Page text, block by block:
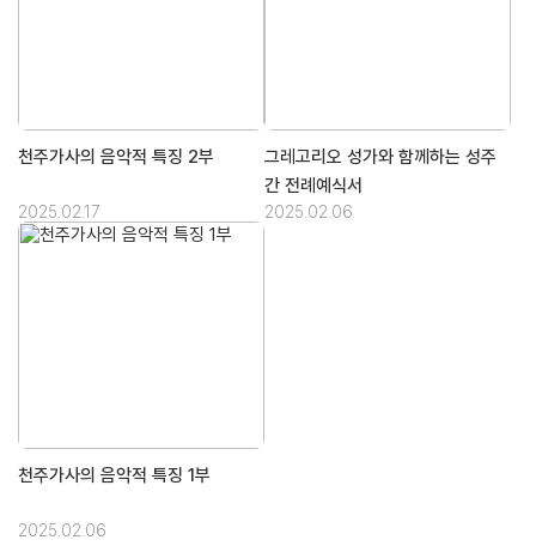
천주가사의 음악적 특징 2부
2025.02.17
그레고리오 성가와 함께하는 성주
간 전례예식서
2025.02.06
천주가사의 음악적 특징 1부
2025.02.06